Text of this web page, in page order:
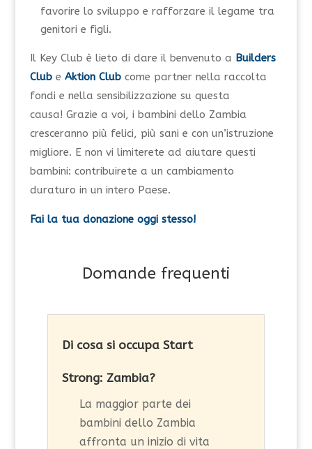
favorire lo sviluppo e rafforzare il legame tra
genitori e figli.
Il Key Club è lieto di dare il benvenuto a Builders
Clube Aktion Clubcome partner nella raccolta
fondi e nella sensibilizzazione su questa
causa! Grazie a voi, i bambini dello Zambia
cresceranno più felici, più sani e con un’istruzione
migliore. E non vi limiterete ad aiutare questi
bambini: contribuirete a un cambiamento
duraturo in un intero Paese.
Fai la tua donazione oggi stesso!
Domande frequenti
Di cosa si occupa Start
Strong: Zambia?
La maggior parte dei
bambini dello Zambia
affronta un inizio di vita